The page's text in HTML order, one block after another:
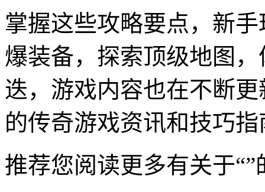
掌握这些攻略要点，新
爆装备，探索顶级地图
迭，游戏内容也在不断
的传奇游戏资讯和技巧指
推荐您阅读更多有关于“”